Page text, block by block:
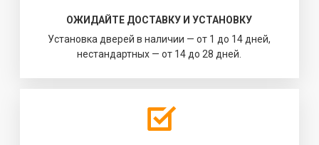
ОЖИДАЙТЕ ДОСТАВКУ И УСТАНОВКУ
Установка дверей в наличии — от 1 до 14 дней,
нестандартных — от 14 до 28 дней.